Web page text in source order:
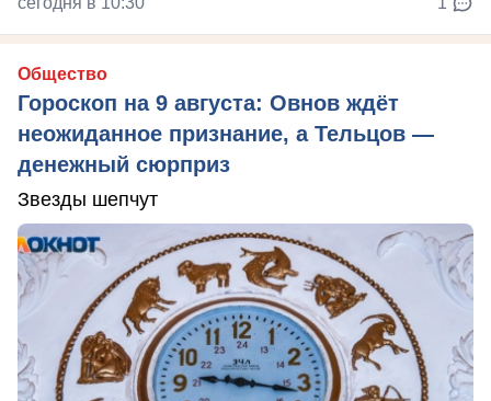
Общество
Гороскоп на 9 августа: Овнов ждёт
неожиданное признание, а Тельцов —
денежный сюрприз
Звезды шепчут